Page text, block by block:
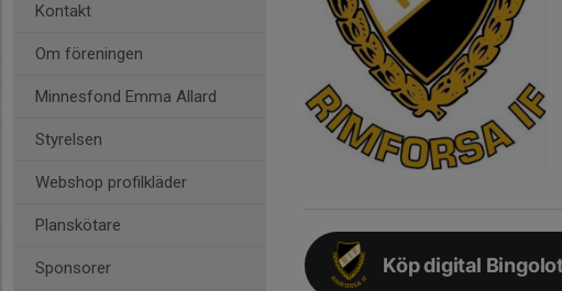
Kontakt
Om föreningen
Minnesfond Emma Allard
Styrelsen
Webshop profilkläder
Planskötare
Sponsorer Köp digital